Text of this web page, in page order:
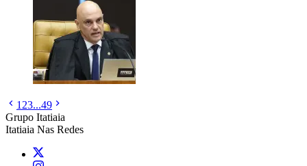
1 23...49
Grupo Itatiaia
Itatiaia Nas Redes